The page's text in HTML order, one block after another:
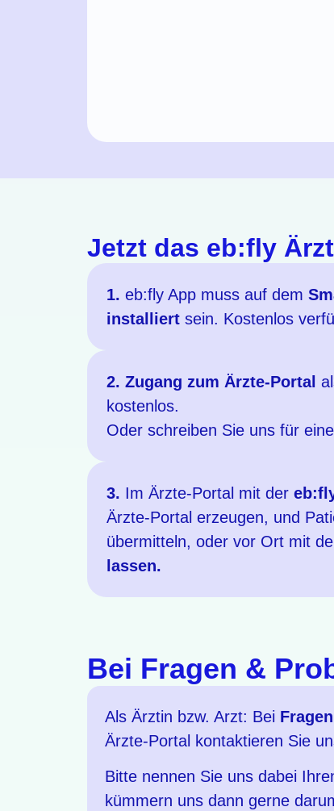
Jetzt das eb:fly
1. eb:fly App muss auf dem
installiertsein. Kostenlos
2. Zugang zum Ärzte-Portal
kostenlos.
Oder schreiben Sie uns für
3. Im Ärzte-Portal mit der
Ärzte-Portal erzeugen, und
übermitteln, oder vor Ort mit
lassen.
Bei Fragen &
Als Ärztin bzw. Arzt: Bei Fragen
Ärzte-Portal kontaktieren Sie
Bitte nennen Sie uns dabei
kümmern uns dann gerne